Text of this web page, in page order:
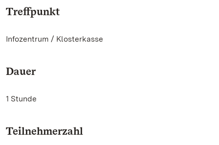
Treffpunkt
Infozentrum / Klosterkasse
Dauer
1 Stunde
Teilnehmerzahl